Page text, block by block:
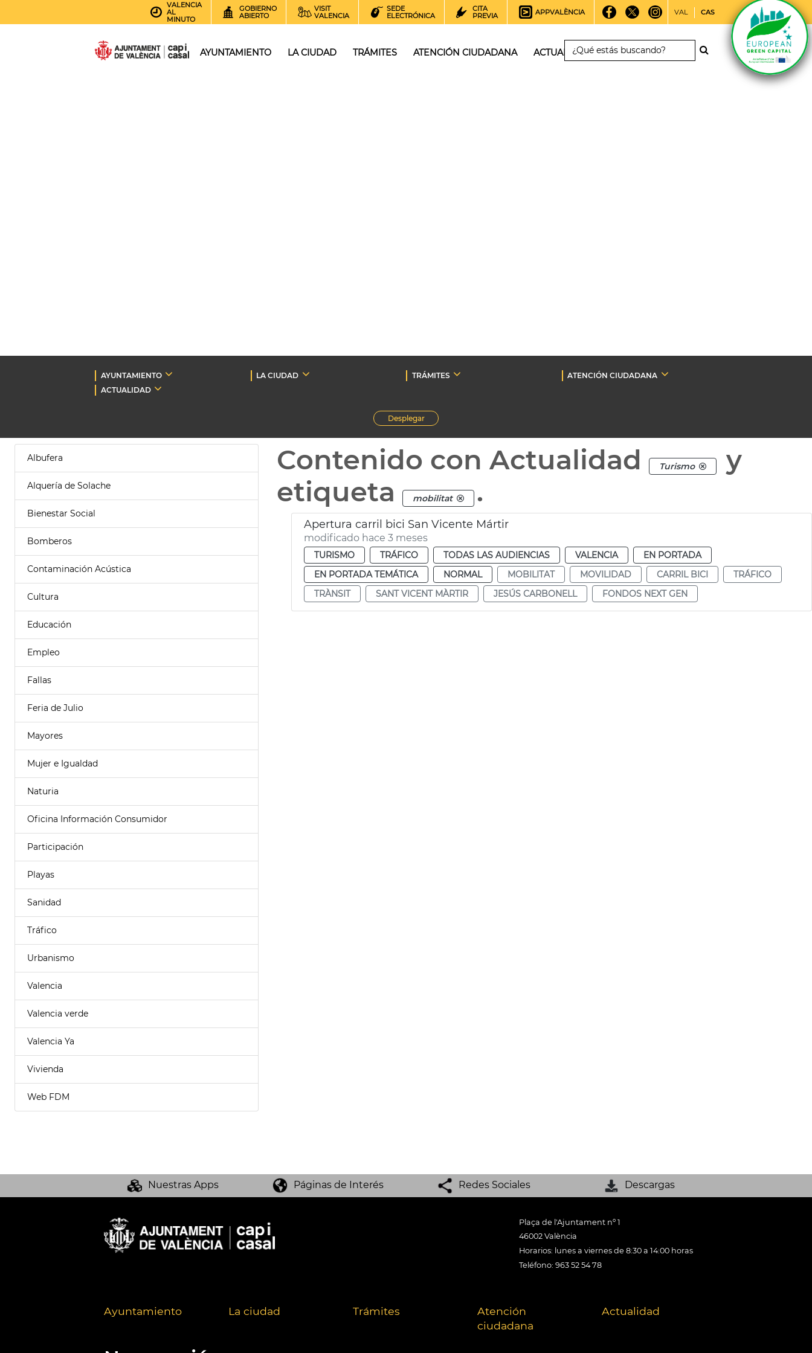
VALENCIA
AL
MINUTO
GOBIERNO
ABIERTO
VISIT
VALENCIA
SEDE
ELECTRÓNICA
CITA
PREVIA
APPVALÈNCIA VAL CAS
AYUNTAMIENTO LA CIUDAD TRÁMITES ATENCIÓN CIUDADANA ACTUALIDAD
AYUNTAMIENTO LA CIUDAD TRÁMITES
ATENCIÓN CIUDADANA
ACTUALIDAD
Desplegar
Albufera
Alquería de Solache
Bienestar Social
Bomberos
Contaminación Acústica
Cultura
Educación
Empleo
Fallas
Feria de Julio
Mayores
Mujer e Igualdad
Naturia
Oficina Información Consumidor
Participación
Playas
Sanidad
Tráfico
Urbanismo
Valencia
Valencia verde
Valencia Ya
Vivienda
Web FDM
Contenido con Actualidad Turismo
y
etiqueta
mobilitat .
Apertura carril bici San Vicente Mártir
modificado hace 3 meses
TURISMO TRÁFICO TODAS LAS AUDIENCIAS VALENCIA
EN PORTADA
EN PORTADA TEMÁTICA
NORMAL MOBILITAT MOVILIDAD CARRIL BICI
TRÁFICO
TRÀNSIT
SANT VICENT MÀRTIR JESÚS CARBONELL FONDOS NEXT GEN
Nuestras Apps Páginas de Interés Redes Sociales Descargas
Plaça de l'Ajuntament nº 1
46002 València
Horarios: lunes a viernes de 8:30 a 14:00 horas
Teléfono: 963 52 54 78
Ayuntamiento La ciudad Trámites
Atención
ciudadana
Actualidad